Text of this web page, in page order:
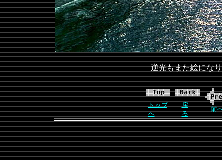
逆光もまた絵にな
トップ
へ
戻
る
前